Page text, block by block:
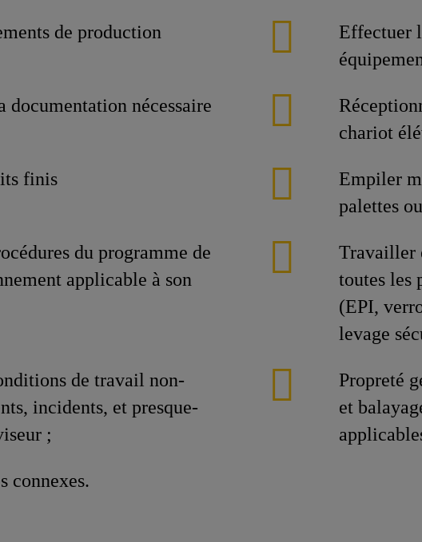
de production
Effectuer
nécessaire
chariot
finis
Empiler
palettes
du programme de
applicable à son
Travailler
toutes les
(EPI,
levage
de travail non-
incidents, et presque-
;
Propreté
et
connexes.